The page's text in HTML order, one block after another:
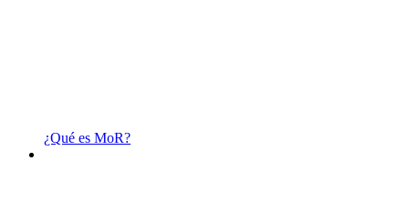
¿Qué es MoR?